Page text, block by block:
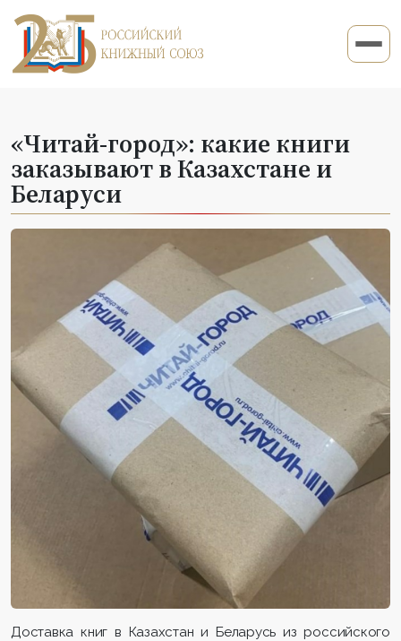
«Читай-город»: какие книги
заказывают в Казахстане и
Беларуси
Доставка книг в Казахстан и Беларусь из российского